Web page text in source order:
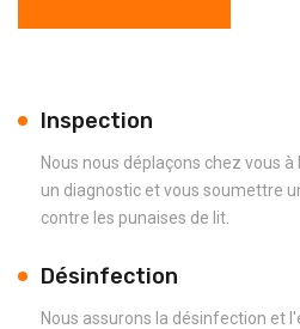
Inspection
Nous nous déplaçons chez vous
un diagnostic et vous soumettre
contre les punaises de lit.
Désinfection
Nous assurons la désinfection et